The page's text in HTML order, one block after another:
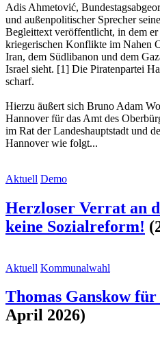
Adis Ahmetović,
und außenpolitischer Sprecher
Begleittext veröffentlicht, in dem
kriegerischen Konflikte im Nahen
Iran, dem Südlibanon und dem
Israel sieht. [1] Die Piratenpartei
scharf.
Hierzu äußert sich Bruno Adam
Hannover für das Amt des
im Rat der Landeshauptstadt und
Hannover wie folgt...
Aktuell Demo
Herzloser Verrat an
keine Sozialreform!
Aktuell Kommunalwahl
Thomas Ganskow
April 2026)